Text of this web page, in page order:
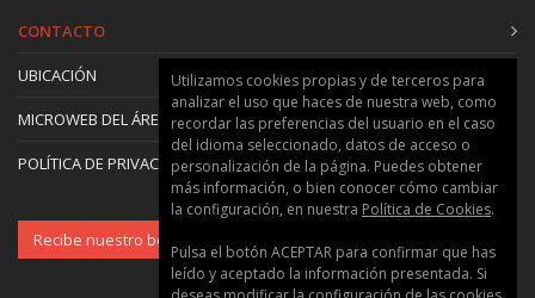
construcciones. Fichero GML de parcela/finca y
de construcción. Tecnologías GNSS. Tecnologías
DGNSS Seguridad jurídica preventiva en la
delimitación de la propiedad inmobiliaria.
Procedimientos coordinación Realidad física
extrarregistral-Catastro-Registro de la
Propiedad. El expediente del artículo 199 de la
ley Hipotecaria. Deslinde Registral.
Procedimiento, notificaciones y efectos jurídicos.
El expediente del artículo 200 de la ley
CONTACTO
UBICACIÓN
MICROWEB DEL ÁREA
POLÍTICA DE PRIVACIDAD Y COOKIES
Recibe nuestro boletín
Utilizamos cookies propias y de terceros para
analizar el uso que haces de nuestra web, como
recordar las preferencias del usuario en el caso
del idioma seleccionado, datos de acceso o
personalización de la página. Puedes obtener
más información, o bien conocer cómo cambiar
la configuración, en nuestra Política de Cookies.
Pulsa el botón ACEPTAR para confirmar que has
leído y aceptado la información presentada. Si